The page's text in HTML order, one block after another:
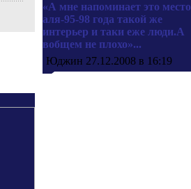
«А мне напоминает это место
аля-95-98 года такой же
интерьер и таки еже люди.А
вобщем не плохо»...
Юджин 27.12.2008 в 16:19